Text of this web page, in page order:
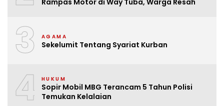
Rampas Motor di Way Tuba, Warga Resah
3 AGAMA
Sekelumit Tentang Syariat Kurban
4 HUKUM
Sopir Mobil MBG Terancam 5 Tahun Polisi
Temukan Kelalaian